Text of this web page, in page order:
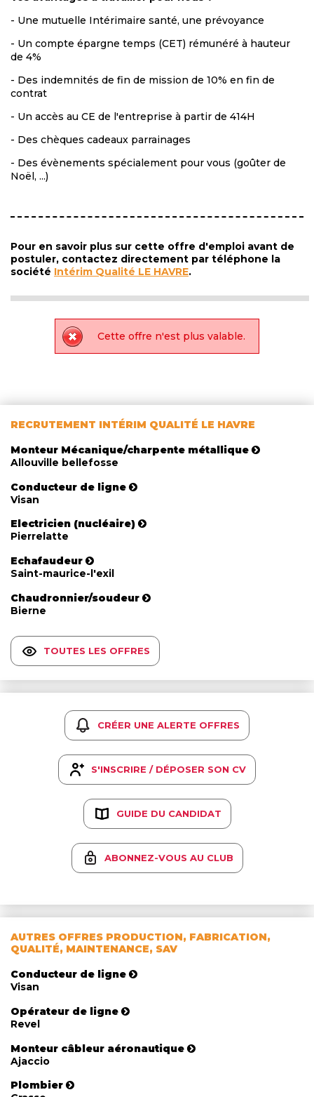
- Une mutuelle Intérimaire santé, une prévoyance
- Un compte épargne temps (CET) rémunéré à hauteur
de 4%
- Des indemnités de fin de mission de 10% en fin de
contrat
- Un accès au CE de l'entreprise à partir de 414H
- Des chèques cadeaux parrainages
- Des évènements spécialement pour vous (goûter de
Noël, ...)
Pour en savoir plus sur cette offre d'emploi avant de
postuler, contactez directement par téléphone la
société Intérim Qualité LE HAVRE.
Cette offre n'est plus valable.
RECRUTEMENT INTÉRIM QUALITÉ LE HAVRE
Monteur Mécanique/charpente métallique
Allouville bellefosse
Conducteur de ligne
Visan
Electricien (nucléaire)
Pierrelatte
Echafaudeur
Saint-maurice-l'exil
Chaudronnier/soudeur
Bierne
TOUTES LES OFFRES
CRÉER UNE ALERTE OFFRES
S'INSCRIRE / DÉPOSER SON CV
GUIDE DU CANDIDAT
ABONNEZ-VOUS AU CLUB
AUTRES OFFRES PRODUCTION, FABRICATION,
QUALITÉ, MAINTENANCE, SAV
Conducteur de ligne
Visan
Opérateur de ligne
Revel
Monteur câbleur aéronautique
Ajaccio
Plombier